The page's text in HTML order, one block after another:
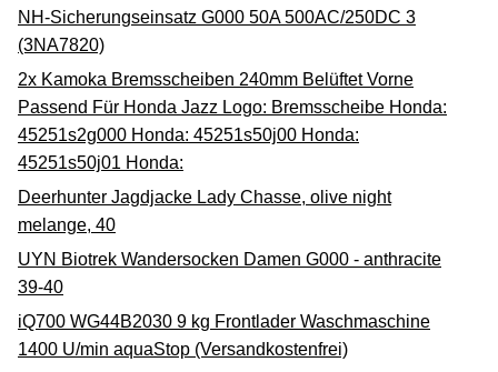
NH-Sicherungseinsatz G000 50A 500AC/250DC 3
(3NA7820)
2x Kamoka Bremsscheiben 240mm Belüftet Vorne
Passend Für Honda Jazz Logo: Bremsscheibe Honda:
45251s2g000 Honda: 45251s50j00 Honda:
45251s50j01 Honda:
Deerhunter Jagdjacke Lady Chasse, olive night
melange, 40
UYN Biotrek Wandersocken Damen G000 - anthracite
39-40
iQ700 WG44B2030 9 kg Frontlader Waschmaschine
1400 U/min aquaStop (Versandkostenfrei)